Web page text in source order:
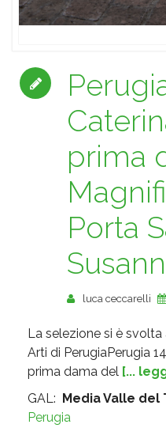
prima
Porta
luca ceccarelli
La selezione si è svolta
Arti di PerugiaPerugia
prima dama del [...
GAL: Media Valle del
Perugia